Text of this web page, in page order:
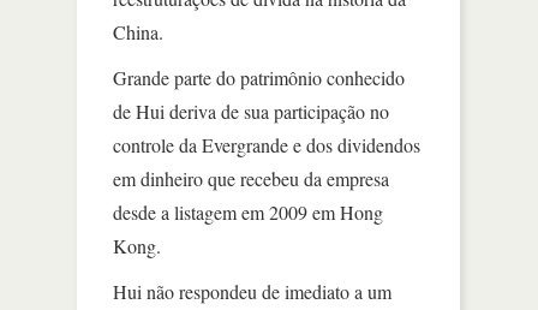
China.
Grande parte do patrimônio conhecido
de Hui deriva de sua participação no
controle da Evergrande e dos dividendos
em dinheiro que recebeu da empresa
desde a listagem em 2009 em Hong
Kong.
Hui não respondeu de imediato a um